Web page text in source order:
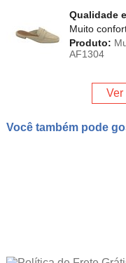
Qualidade
Muito
Produto:
AF1304
Você também pode